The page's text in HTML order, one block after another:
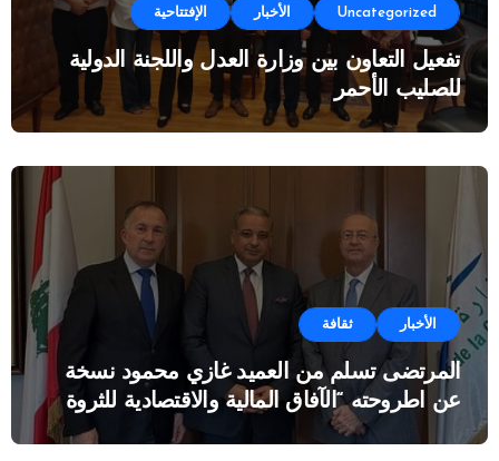
Uncategorized الأخبار الإفتتاحية
تفعيل التعاون بين وزارة العدل واللجنة الدولية
للصليب الأحمر
الأخبار ثقافة
المرتضى تسلم من العميد غازي محمود نسخة
عن اطروحته “الآفاق المالية والاقتصادية للثروة